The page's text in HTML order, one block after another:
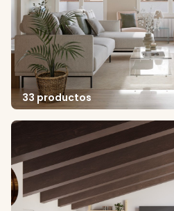
33 productos